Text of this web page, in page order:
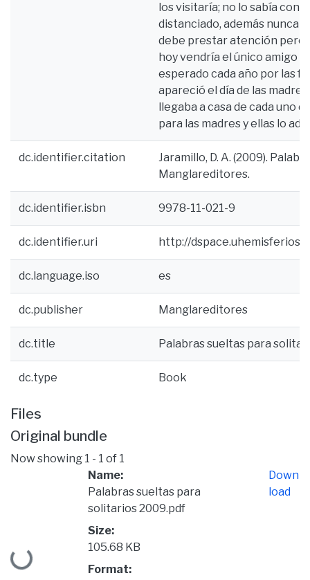
los visitaría; no lo sabía con
distanciado, además nunca
debe prestar atención pero
hoy vendría el único amigo
esperado cada año por las
apareció el día de las
llegaba a casa de cada uno
para las madres y ellas lo
dc.identifier.citation
Jaramillo, D. A. (2009).
Manglareditores.
dc.identifier.isbn 9978-11-021-9
dc.identifier.uri http://
dc.language.iso es
dc.publisher Manglareditores
dc.title Palabras sueltas para
dc.type Book
Files
Original bundle
Now showing 1 - 1 of 1
Loading...
Name:
Palabras sueltas para
solitarios 2009.pdf
Size:
105.68 KB
Format:
Down
load